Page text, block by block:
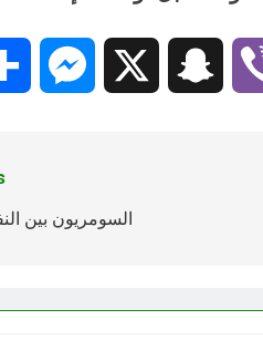
Viber
Snapchat
السومريون بين